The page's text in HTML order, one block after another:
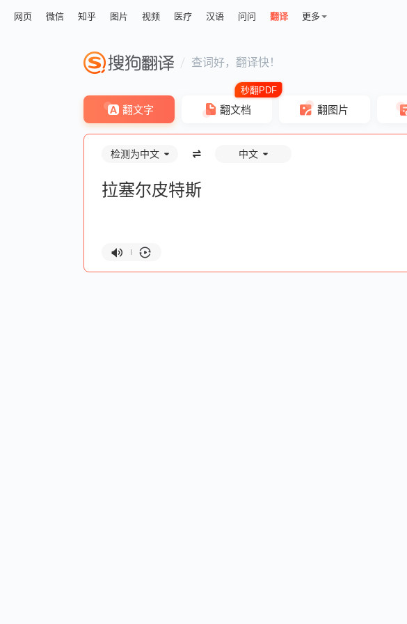
网页 微信 知乎 图片 视频 医疗 汉语 问问 翻译 更多
查词好，翻译快！
翻文字 翻文档 翻图片
检测为中文 中文